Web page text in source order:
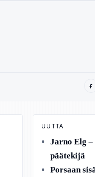
UUTTA
Jarno Elg
päätekijä
Porsaan